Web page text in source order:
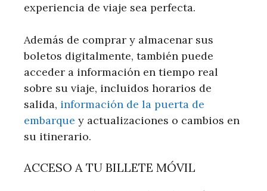
experiencia de viaje sea perfecta.
Además de comprar y almacenar sus
boletos digitalmente, también puede
acceder a información en tiempo real
sobre su viaje, incluidos horarios de
salida, información de la puerta de
embarque y actualizaciones o cambios en
su itinerario.
ACCESO A TU BILLETE MÓVIL